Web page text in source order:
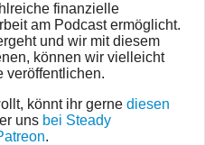
finanzielle
am Podcast ermöglicht.
und wir mit diesem
können wir vielleicht
veröffentlichen.
könnt ihr gerne diesen
uns bei Steady
.